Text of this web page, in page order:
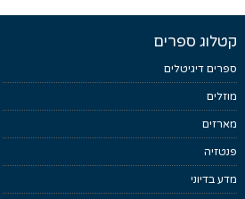
קטלוג ספרים
ספרים דיגיטלים
מוזלים
מארזים
פנטזיה
מדע בדיוני